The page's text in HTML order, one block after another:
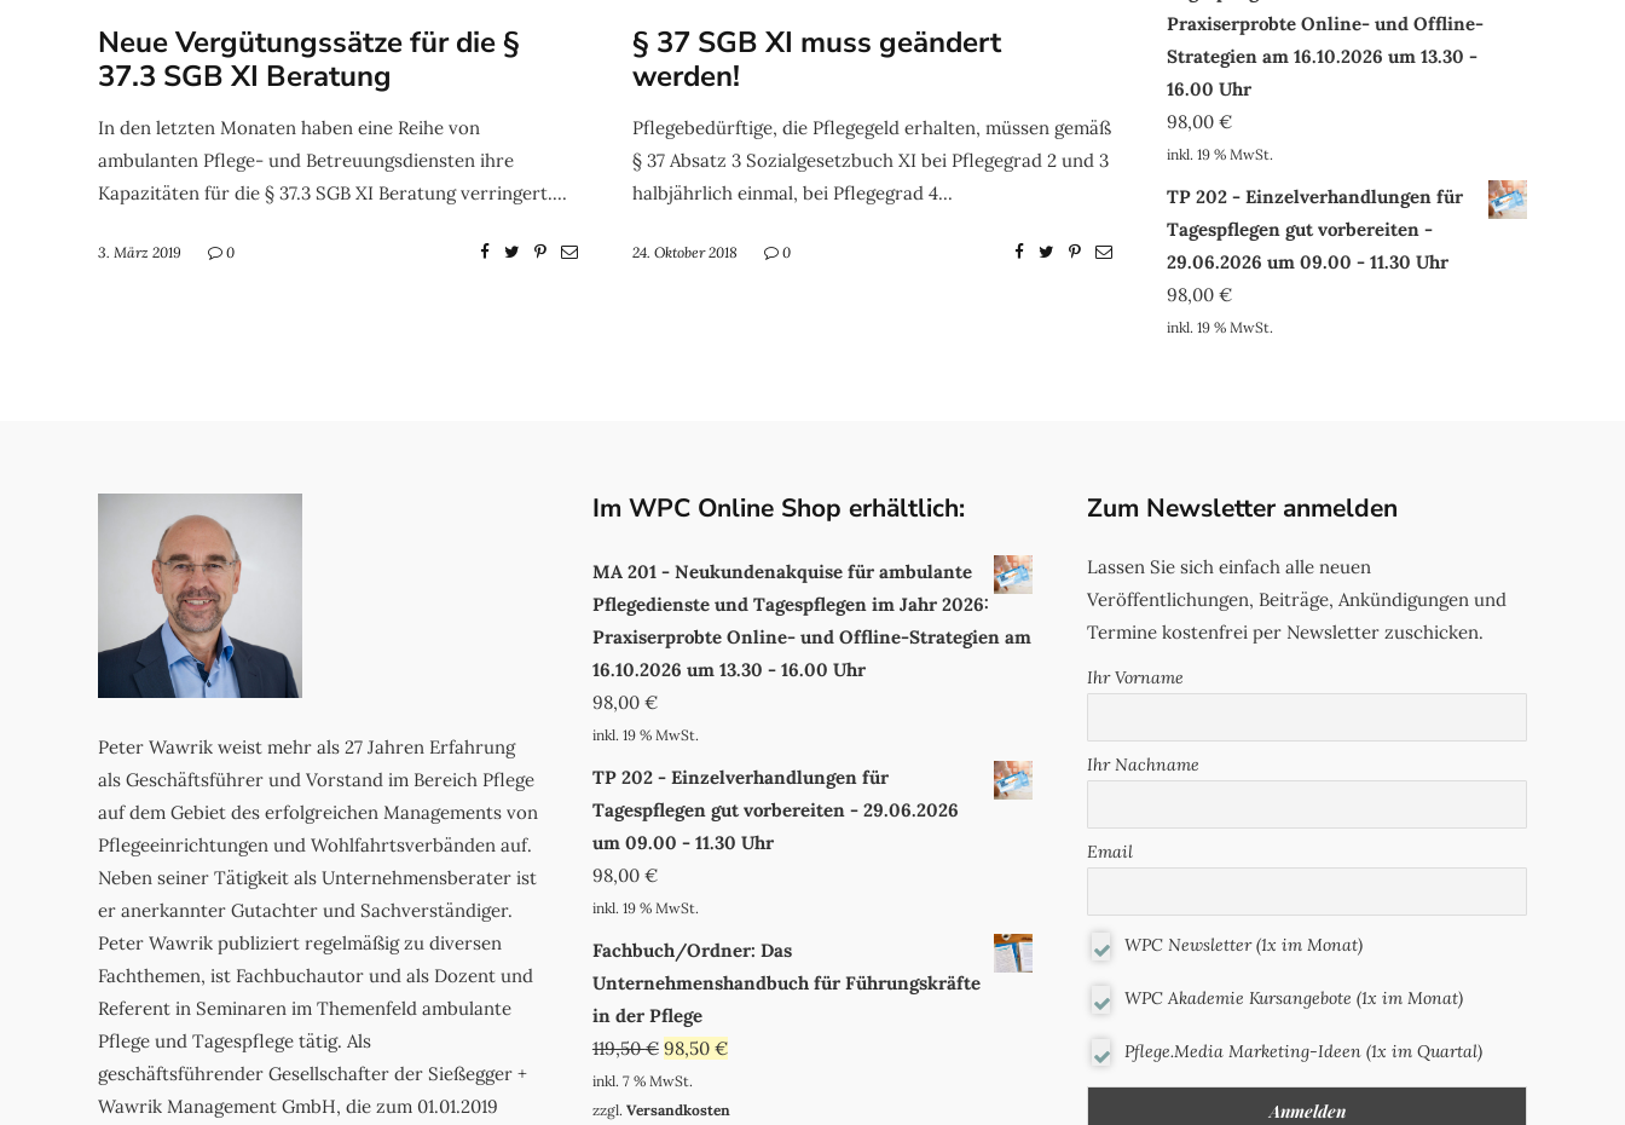
Neue Vergütungssätze für die §
37.3 SGB XI Beratung
In den letzten Monaten haben eine Reihe von
ambulanten Pflege- und Betreuungsdiensten ihre
Kapazitäten für die § 37.3 SGB XI Beratung verringert....
3. März 2019 0
§ 37 SGB XI muss geändert
werden!
Pflegebedürftige, die Pflegegeld erhalten, müssen gemäß
§ 37 Absatz 3 Sozialgesetzbuch XI bei Pflegegrad 2 und 3
halbjährlich einmal, bei Pflegegrad 4...
24. Oktober 2018 0
Praxiserprobte Online- und Offline-
Strategien am 16.10.2026 um 13.30 -
16.00 Uhr
98,00 €
inkl. 19 % MwSt.
TP 202 - Einzelverhandlungen für
Tagespflegen gut vorbereiten -
29.06.2026 um 09.00 - 11.30 Uhr
98,00 €
inkl. 19 % MwSt.
Peter Wawrik weist mehr als 27 Jahren Erfahrung
als Geschäftsführer und Vorstand im Bereich Pflege
auf dem Gebiet des erfolgreichen Managements von
Pflegeeinrichtungen und Wohlfahrtsverbänden auf.
Neben seiner Tätigkeit als Unternehmensberater ist
er anerkannter Gutachter und Sachverständiger.
Peter Wawrik publiziert regelmäßig zu diversen
Fachthemen, ist Fachbuchautor und als Dozent und
Referent in Seminaren im Themenfeld ambulante
Pflege und Tagespflege tätig. Als
geschäftsführender Gesellschafter der Sießegger +
Wawrik Management GmbH, die zum 01.01.2019
Im WPC Online Shop erhältlich:
MA 201 - Neukundenakquise für ambulante
Pflegedienste und Tagespflegen im Jahr 2026:
Praxiserprobte Online- und Offline-Strategien am
16.10.2026 um 13.30 - 16.00 Uhr
98,00 €
inkl. 19 % MwSt.
TP 202 - Einzelverhandlungen für
Tagespflegen gut vorbereiten - 29.06.2026
um 09.00 - 11.30 Uhr
98,00 €
inkl. 19 % MwSt.
Fachbuch/Ordner: Das
Unternehmenshandbuch für Führungskräfte
in der Pflege
119,50€ 98,50 €
inkl. 7 % MwSt.
zzgl. Versandkosten
Zum Newsletter anmelden
Lassen Sie sich einfach alle neuen
Veröffentlichungen, Beiträge, Ankündigungen und
Termine kostenfrei per Newsletter zuschicken.
Ihr Vorname
Ihr Nachname
Email
WPC Newsletter (1x im Monat)
WPC Akademie Kursangebote (1x im Monat)
Pflege.Media Marketing-Ideen (1x im Quartal)